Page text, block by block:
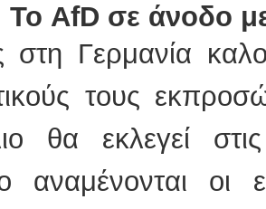
Το AfD σε άνοδο
στη Γερμανία
τους
θα εκλεγεί
αναμένονται οι